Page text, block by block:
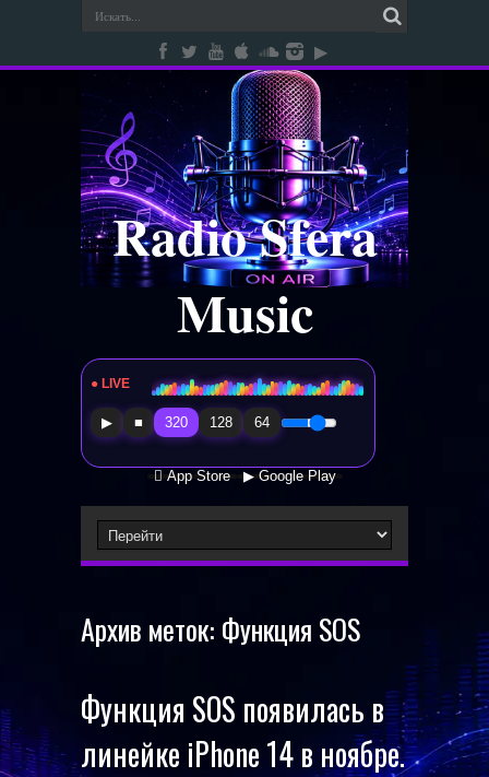
Radio Sfera
Music
● LIVE Radio Sfera Music
▶ ■ 320 128 64
 App Store ▶ Google Play
Архив меток: Функция SOS
Функция SOS появилась в
линейке iPhone 14 в ноябре.